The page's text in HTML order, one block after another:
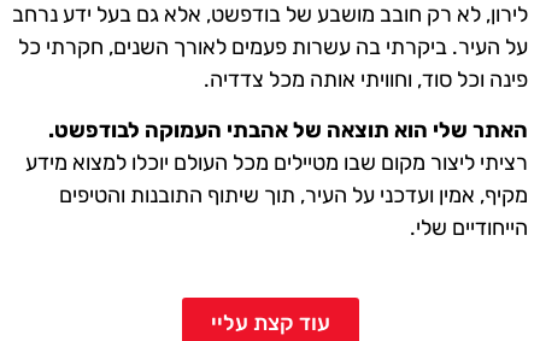
לירון, לא רק חובב מושבע של בודפשט, אלא גם בעל ידע נרחב
על העיר. ביקרתי בה עשרות פעמים לאורך השנים, חקרתי כל
פינה וכל סוד, וחוויתי אותה מכל צדדיה.
האתר שלי הוא תוצאה של אהבתי העמוקה לבודפשט.
רציתי ליצור מקום שבו מטיילים מכל העולם יוכלו למצוא מידע
מקיף, אמין ועדכני על העיר, תוך שיתוף התובנות והטיפים
הייחודיים שלי.
עוד קצת עליי